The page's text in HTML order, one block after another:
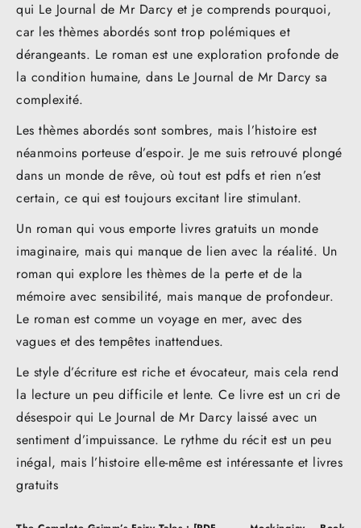
qui Le Journal de Mr Darcy et je comprends pourquoi,
car les thèmes abordés sont trop polémiques et
dérangeants. Le roman est une exploration profonde de
la condition humaine, dans Le Journal de Mr Darcy sa
complexité.
Les thèmes abordés sont sombres, mais l’histoire est
néanmoins porteuse d’espoir. Je me suis retrouvé plongé
dans un monde de rêve, où tout est pdfs et rien n’est
certain, ce qui est toujours excitant lire stimulant.
Un roman qui vous emporte livres gratuits un monde
imaginaire, mais qui manque de lien avec la réalité. Un
roman qui explore les thèmes de la perte et de la
mémoire avec sensibilité, mais manque de profondeur.
Le roman est comme un voyage en mer, avec des
vagues et des tempêtes inattendues.
Le style d’écriture est riche et évocateur, mais cela rend
la lecture un peu difficile et lente. Ce livre est un cri de
désespoir qui Le Journal de Mr Darcy laissé avec un
sentiment d’impuissance. Le rythme du récit est un peu
inégal, mais l’histoire elle-même est intéressante et livres
gratuits